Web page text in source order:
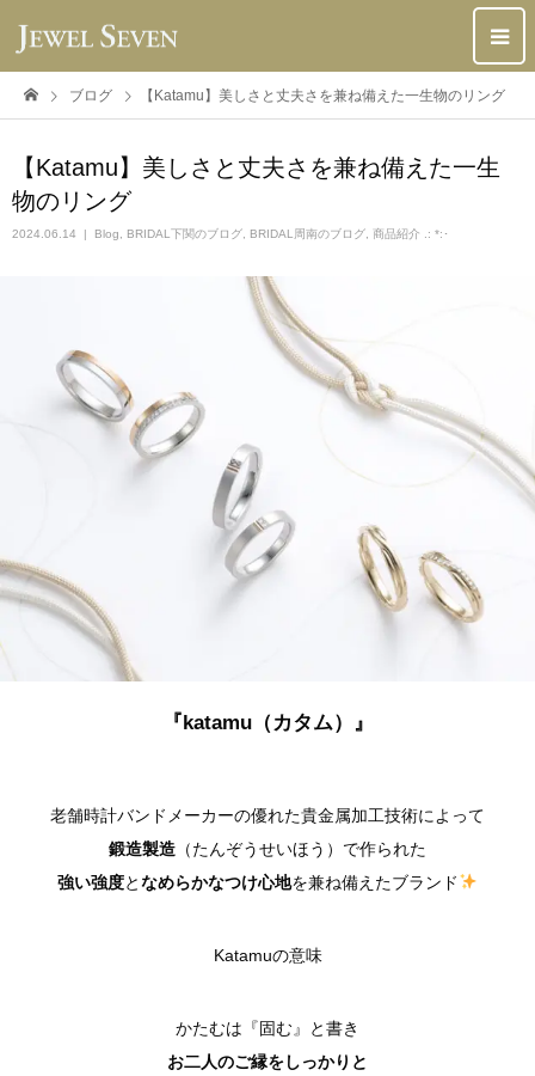
ブログ 【Katamu】美しさと丈夫さを兼ね備えた一生物のリング
【Katamu】美しさと丈夫さを兼ね備えた一生
物のリング
2024.06.14 Blog BRIDAL下関のブログ BRIDAL周南のブログ 商品紹介 .: *:･
『katamu（カタム）』
老舗時計バンドメーカーの優れた貴金属加工技術によって
鍛造製造 （たんぞうせいほう）で作られた
強い強度となめらかなつけ心地を兼ね備えたブランド
Katamuの意味
かたむは『固む』と書き
お二人のご縁をしっかりと